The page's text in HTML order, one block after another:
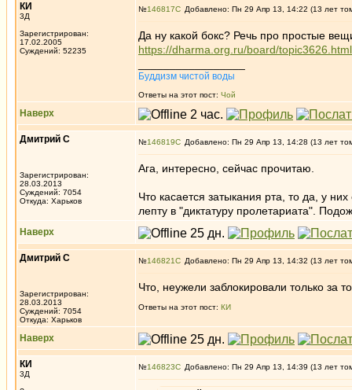
КИ
3Д
Зарегистрирован:
17.02.2005
Суждений: 52235
№146817 Добавлено: Пн 29 Апр 13, 14:22 (13 лет
Да ну какой бокс? Речь про простые
https://dharma.org.ru/board/topic3626.html
Буддизм чистой воды
Ответы на этот пост: Чой
Наверх
Дмитрий С
Зарегистрирован:
28.03.2013
Суждений: 7054
Откуда: Харьков
№146819 Добавлено: Пн 29 Апр 13, 14:28 (13 лет
Ага, интересно, сейчас прочитаю.
Что касается затыкания рта, то да, у
лепту в "диктатуру пролетариата".
Наверх
Дмитрий С
Зарегистрирован:
28.03.2013
Суждений: 7054
Откуда: Харьков
№146821 Добавлено: Пн 29 Апр 13, 14:32 (13 лет
Что, неужели заблокировали только за
Ответы на этот пост: КИ
Наверх
КИ
3Д
№146823 Добавлено: Пн 29 Апр 13, 14:39 (13 лет